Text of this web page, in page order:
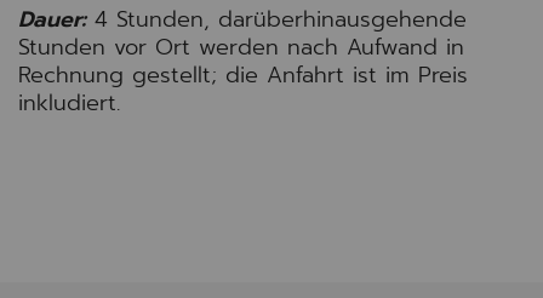
Dauer:4 Stunden, darüberhinausgehende
Stunden vor Ort werden nach Aufwand in
Rechnung gestellt; die Anfahrt ist im Preis
inkludiert.